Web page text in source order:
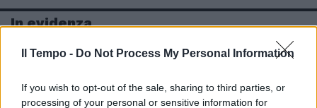
Il Tempo - Do Not Process My Personal Information
If you wish to opt-out of the sale, sharing to third parties, or
processing of your personal or sensitive information for
In evidenza